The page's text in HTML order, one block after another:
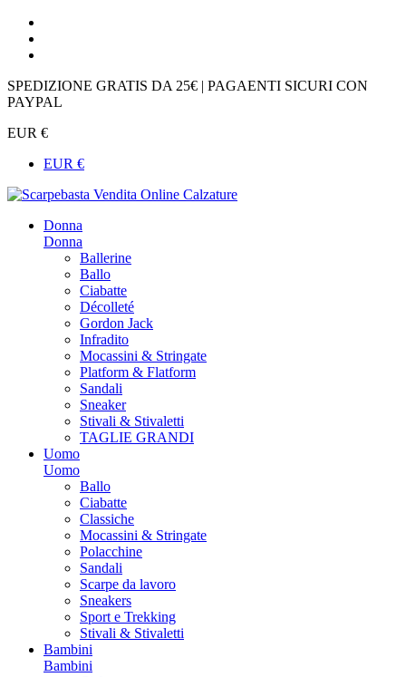
SPEDIZIONE GRATIS DA 25€ | PAGAENTI SICURI CON
PAYPAL
EUR €
EUR €
Donna
Donna
Ballerine
Ballo
Ciabatte
Décolleté
Gordon Jack
Infradito
Mocassini & Stringate
Platform & Flatform
Sandali
Sneaker
Stivali & Stivaletti
TAGLIE GRANDI
Uomo
Uomo
Ballo
Ciabatte
Classiche
Mocassini & Stringate
Polacchine
Sandali
Scarpe da lavoro
Sneakers
Sport e Trekking
Stivali & Stivaletti
Bambini
Bambini